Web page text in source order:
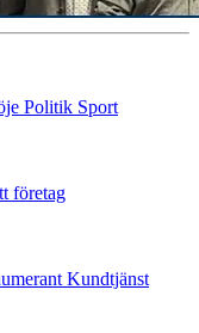
Politik Sport
företag
Kundtjänst